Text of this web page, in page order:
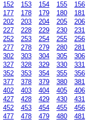
152 153 154 155 156
177 178 179 180 181
202 203 204 205 206
227 228 229 230 231
252 253 254 255 256
277 278 279 280 281
302 303 304 305 306
327 328 329 330 331
352 353 354 355 356
377 378 379 380 381
402 403 404 405 406
427 428 429 430 431
452 453 454 455 456
477 478 479 480 481